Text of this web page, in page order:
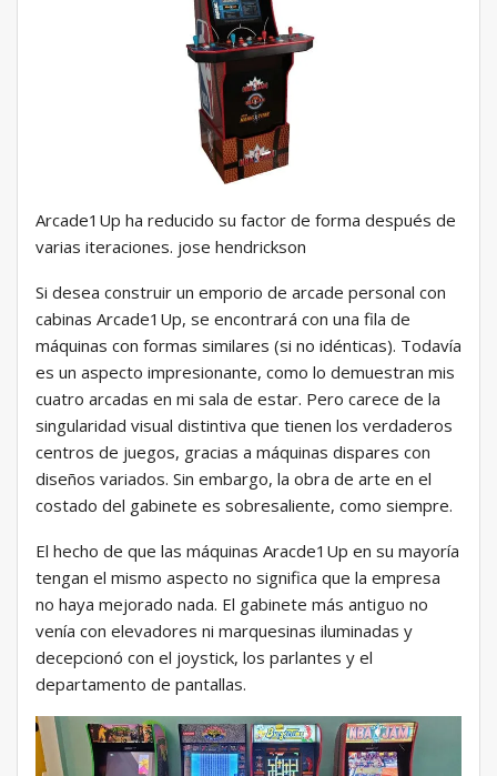
Arcade1Up ha reducido su factor de forma después de
varias iteraciones. jose hendrickson
Si desea construir un emporio de arcade personal con
cabinas Arcade1Up, se encontrará con una fila de
máquinas con formas similares (si no idénticas). Todavía
es un aspecto impresionante, como lo demuestran mis
cuatro arcadas en mi sala de estar. Pero carece de la
singularidad visual distintiva que tienen los verdaderos
centros de juegos, gracias a máquinas dispares con
diseños variados. Sin embargo, la obra de arte en el
costado del gabinete es sobresaliente, como siempre.
El hecho de que las máquinas Aracde1Up en su mayoría
tengan el mismo aspecto no significa que la empresa
no haya mejorado nada. El gabinete más antiguo no
venía con elevadores ni marquesinas iluminadas y
decepcionó con el joystick, los parlantes y el
departamento de pantallas.